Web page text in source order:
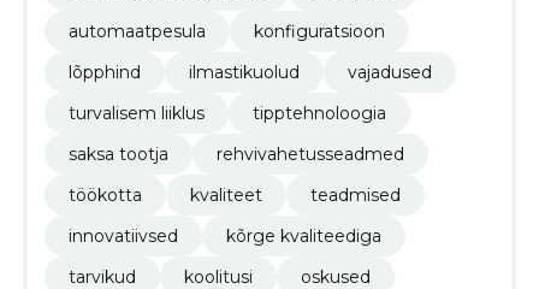
automaatpesula
konfiguratsioon
lõpphind
ilmastikuolud
vajadused
turvalisem liiklus
tipptehnoloogia
saksa tootja
rehvivahetusseadmed
töökotta
kvaliteet
teadmised
innovatiivsed
kõrge kvaliteediga
tarvikud
koolitusi
oskused